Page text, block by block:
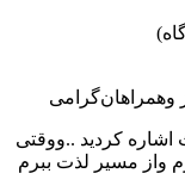
وهمراهان‌گرامی
اشاره کردید ..ووقتی
واز مسیر لذت ببرم